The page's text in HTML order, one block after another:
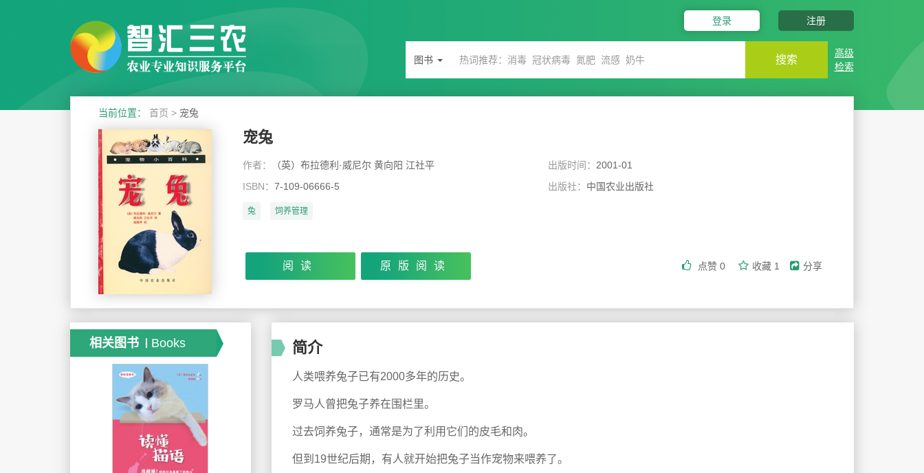
登录 注册
图书 搜索
高级
检索
当前位置： 首页 > 宠兔
宠兔
作者： （英）布拉德利·威尼尔 黄向阳 江社平 出版时间： 2001-01
ISBN： 7-109-06666-5 出版社： 中国农业出版社
兔 饲养管理
点赞 0 收藏 1 分享
阅读 原版阅读
简介
人类喂养兔子已有2000多年的历史。
罗马人曾把兔子养在围栏里。
过去饲养兔子，通常是为了利用它们的皮毛和肉。
但到19世纪后期，有人就开始把兔子当作宠物来喂养了。
相关图书 Books